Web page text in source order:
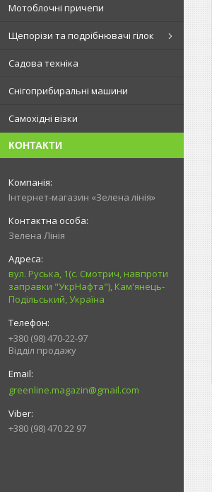
Мотоблочні причепи
Щепорізи та подрібнювачі гілок
Садова техніка
Снігоприбиральні машини
Самохідні візки
КОНТАКТИ
Інтернет-магазин «Зелена лінія»
Зелена Лінія
вул. Руська, 1(с. Смотрич, навпроти
заправки "УкрНафта"), Кам'янець-
Подільський, Україна
+380 (98) 470-22-97
Відділ продажу
greenline.magazin@gmail.com
+380 (98) 470 22 97